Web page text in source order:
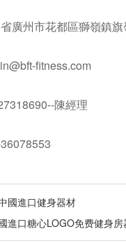
州市花都區獅嶺鎮旗
fitness.com
陳經理
國進口健身器材
進口糖心LOGO免费健身房